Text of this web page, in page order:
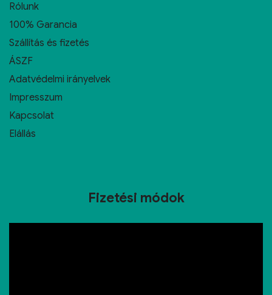
Rólunk
100% Garancia
Szállítás és fizetés
ÁSZF
Adatvédelmi irányelvek
Impresszum
Kapcsolat
Elállás
Fizetési módok